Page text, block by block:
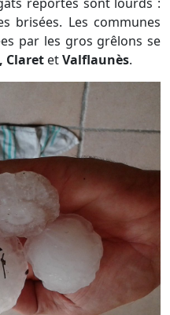
brisées. Les communes
par les gros grêlons se
Claret etValflaunès.